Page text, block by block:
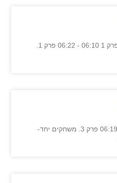
דן וסבתא- סדרה חדשה - פרק 1 06:10 - 06:22 פרק 1.
צחקוקים - פרק 3 06:11 - 06:19 פרק 3. משחקים יחד-